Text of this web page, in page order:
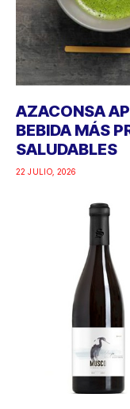
AZACONSA
BEBIDA MÁS
SALUDABLES
22 JULIO, 2026